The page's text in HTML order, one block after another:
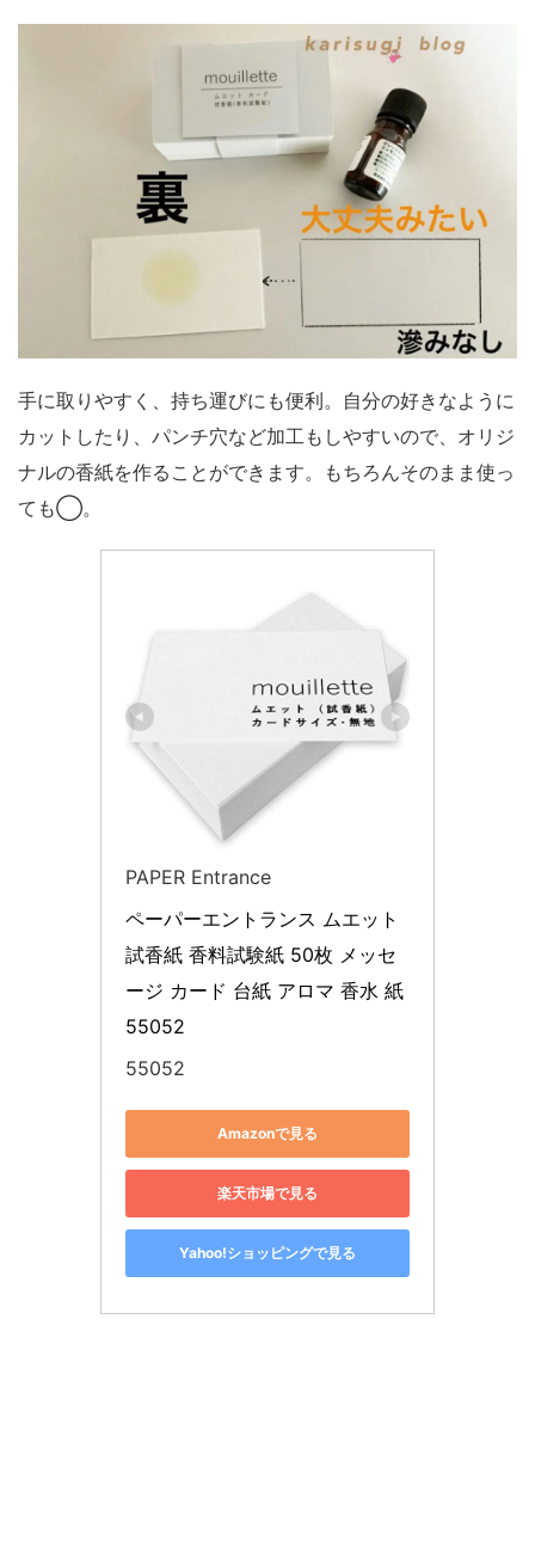
手に取りやすく、持ち運びにも便利。自分の好きなように
カットしたり、パンチ穴など加工もしやすいので、オリジ
ナルの香紙を作ることができます。もちろんそのまま使っ
ても◯。
PAPER Entrance
ペーパーエントランス ムエット
試香紙 香料試験紙 50枚 メッセ
ージ カード 台紙 アロマ 香水 紙
55052
55052
Amazonで見る
楽天市場で見る
Yahoo!ショッピングで見る